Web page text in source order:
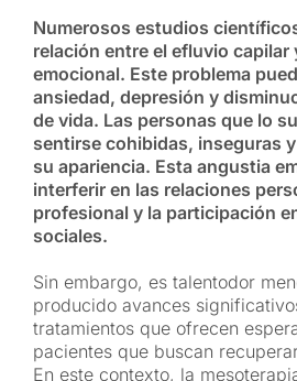
Numerosos estudios
relación entre el efluvio capilar
emocional. Este problema
ansiedad, depresión y
de vida. Las personas que lo
sentirse cohibidas, inseguras
su apariencia. Esta angustia
interferir en las relaciones
profesional y la participación
sociales.
Sin embargo, es talentodor
producido avances
tratamientos que ofrecen
pacientes que buscan
En este contexto, la